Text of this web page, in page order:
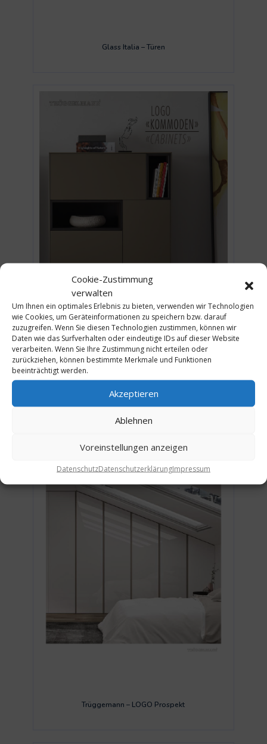
Cookie-Zustimmung
verwalten
Um Ihnen ein optimales Erlebnis zu bieten, verwenden wir Technologien
wie Cookies, um Geräteinformationen zu speichern bzw. darauf
zuzugreifen. Wenn Sie diesen Technologien zustimmen, können wir
Daten wie das Surfverhalten oder eindeutige IDs auf dieser Website
verarbeiten. Wenn Sie Ihre Zustimmung nicht erteilen oder
zurückziehen, können bestimmte Merkmale und Funktionen
beeinträchtigt werden.
Akzeptieren
Ablehnen
Voreinstellungen anzeigen
DatenschutzDatenschutzerklärungImpressum
Glass Italia – Türen
Trüggelmann – Logo Kommoden
Trüggemann – LOGO Prospekt